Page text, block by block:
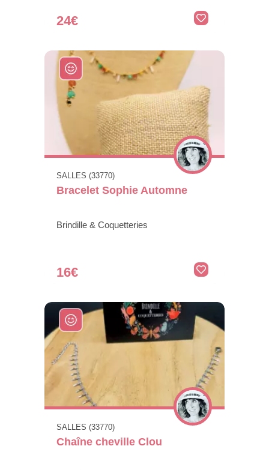
24€
SALLES (33770)
Bracelet Sophie Automne
Brindille & Coquetteries
16€
SALLES (33770)
Chaîne cheville Clou